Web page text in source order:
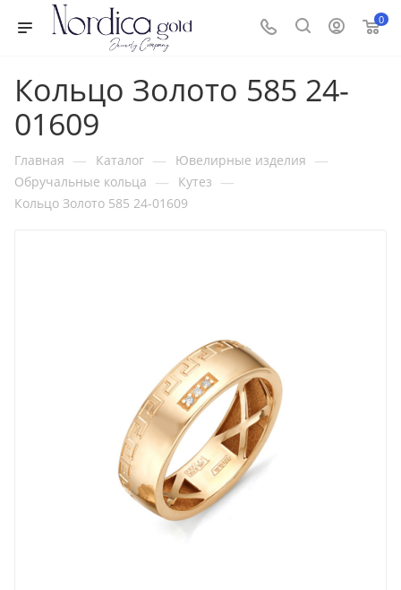
0
Кольцо Золото 585 24-
01609
Главная — Каталог — Ювелирные изделия —
Обручальные кольца — Кутез —
Кольцо Золото 585 24-01609